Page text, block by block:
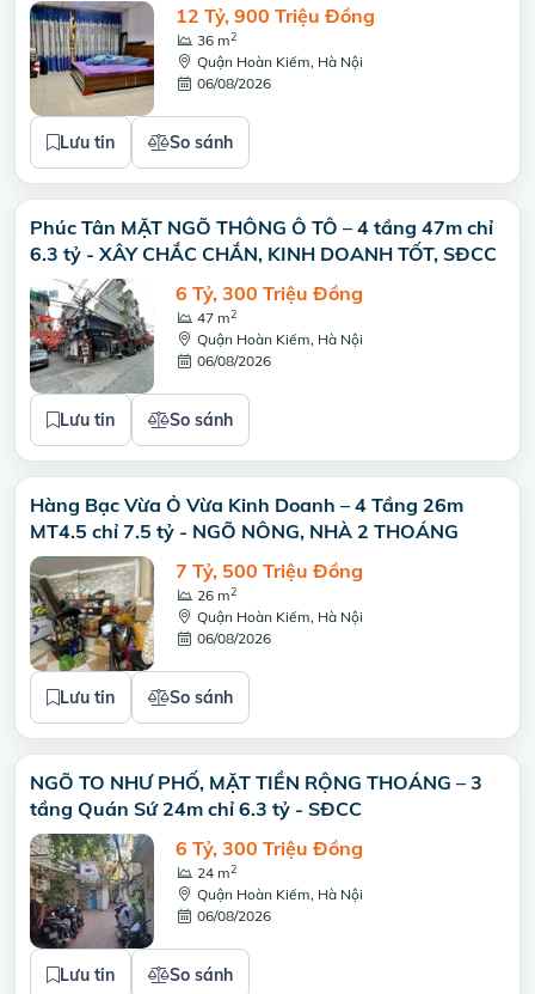
12 Tỷ, 900 Triệu Đồng
36 m2
Quận Hoàn Kiếm, Hà Nội
06/08/2026
Lưu tin So sánh
Phúc Tân MẶT NGÕ THÔNG Ô TÔ – 4 tầng 47m chỉ
6.3 tỷ - XÂY CHẮC CHẮN, KINH DOANH TỐT, SĐCC
6 Tỷ, 300 Triệu Đồng
47 m2
Quận Hoàn Kiếm, Hà Nội
06/08/2026
Lưu tin So sánh
Hàng Bạc Vừa Ỏ Vừa Kinh Doanh – 4 Tầng 26m
MT4.5 chỉ 7.5 tỷ - NGÕ NÔNG, NHÀ 2 THOÁNG
7 Tỷ, 500 Triệu Đồng
26 m2
Quận Hoàn Kiếm, Hà Nội
06/08/2026
Lưu tin So sánh
NGÕ TO NHƯ PHỐ, MẶT TIỀN RỘNG THOÁNG – 3
tầng Quán Sứ 24m chỉ 6.3 tỷ - SĐCC
6 Tỷ, 300 Triệu Đồng
24 m2
Quận Hoàn Kiếm, Hà Nội
06/08/2026
Lưu tin So sánh